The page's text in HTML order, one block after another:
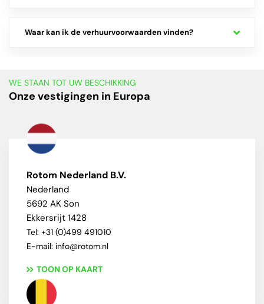
Waar kan ik de verhuurvoorwaarden vinden?
WE STAAN TOT UW BESCHIKKING
Onze vestigingen in Europa
Rotom Nederland B.V.
Nederland
5692 AK Son
Ekkersrijt 1428
Tel: +31 (0)499 491010
E-mail: info@rotom.nl
TOON OP KAART